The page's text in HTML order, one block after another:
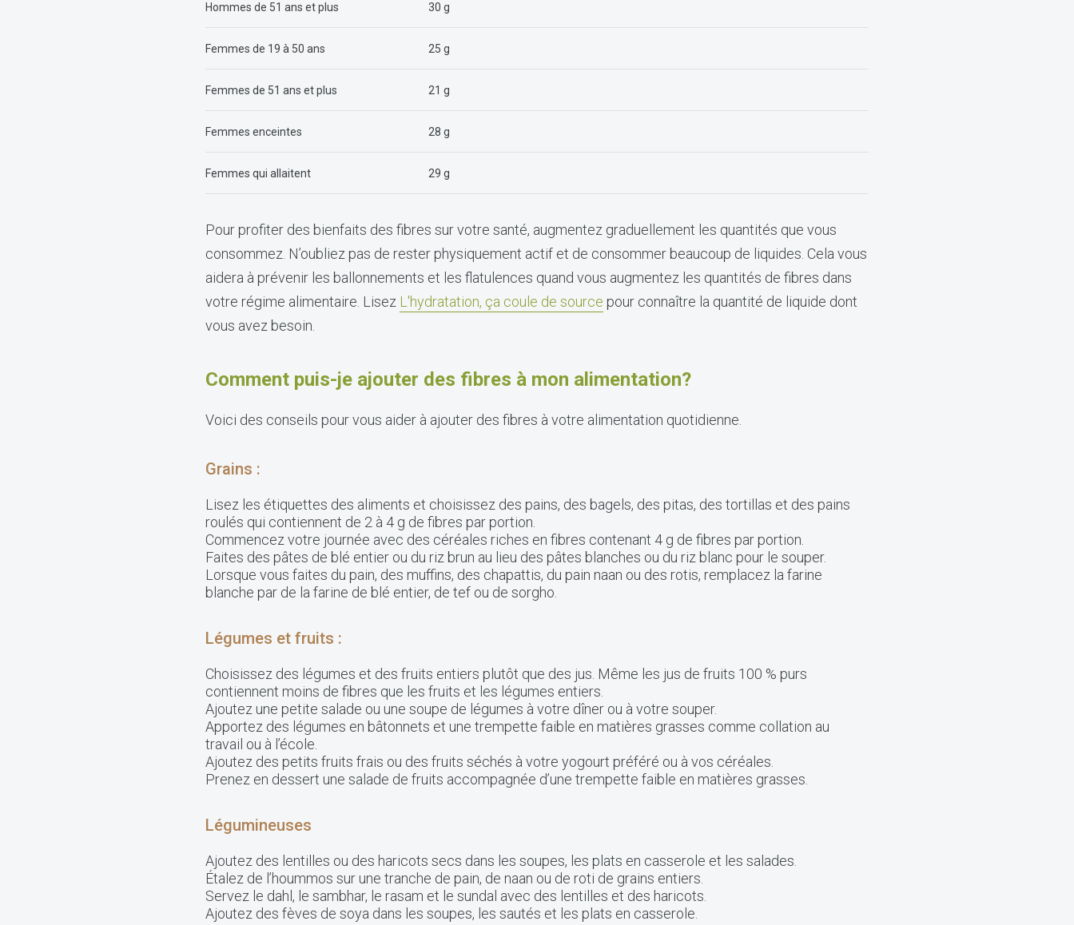
Hommes de 51 ans et plus 30 g
Femmes de 19 à 50 ans 25 g
Femmes de 51 ans et plus 21 g
Femmes enceintes 28 g
Femmes qui allaitent 29 g
Pour profiter des bienfaits des fibres sur votre santé, augmentez graduellement les quantités que vous
consommez. N’oubliez pas de rester physiquement actif et de consommer beaucoup de liquides. Cela vous
aidera à prévenir les ballonnements et les flatulences quand vous augmentez les quantités de fibres dans
votre régime alimentaire. Lisez L'hydratation, ça coule de source pour connaître la quantité de liquide dont
vous avez besoin.
Comment puis-je ajouter des fibres à mon alimentation?
Voici des conseils pour vous aider à ajouter des fibres à votre alimentation quotidienne.
Grains :
Lisez les étiquettes des aliments et choisissez des pains, des bagels, des pitas, des tortillas et des pains
roulés qui contiennent de 2 à 4 g de fibres par portion.
Commencez votre journée avec des céréales riches en fibres contenant 4 g de fibres par portion.
Faites des pâtes de blé entier ou du riz brun au lieu des pâtes blanches ou du riz blanc pour le souper.
Lorsque vous faites du pain, des muffins, des chapattis, du pain naan ou des rotis, remplacez la farine
blanche par de la farine de blé entier, de tef ou de sorgho.
Légumes et fruits :
Choisissez des légumes et des fruits entiers plutôt que des jus. Même les jus de fruits 100 % purs
contiennent moins de fibres que les fruits et les légumes entiers.
Ajoutez une petite salade ou une soupe de légumes à votre dîner ou à votre souper.
Apportez des légumes en bâtonnets et une trempette faible en matières grasses comme collation au
travail ou à l’école.
Ajoutez des petits fruits frais ou des fruits séchés à votre yogourt préféré ou à vos céréales.
Prenez en dessert une salade de fruits accompagnée d’une trempette faible en matières grasses.
Légumineuses
Ajoutez des lentilles ou des haricots secs dans les soupes, les plats en casserole et les salades.
Étalez de l’hoummos sur une tranche de pain, de naan ou de roti de grains entiers.
Servez le dahl, le sambhar, le rasam et le sundal avec des lentilles et des haricots.
Ajoutez des fèves de soya dans les soupes, les sautés et les plats en casserole.